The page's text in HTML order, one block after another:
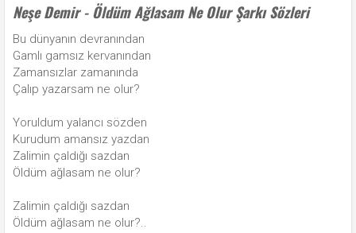
Neşe Demir - Öldüm Ağlasam Ne Olur Şarkı Sözleri
Bu dünyanın devranından
Gamlı gamsız kervanından
Zamansızlar zamanında
Çalıp yazarsam ne olur?
Yoruldum yalancı sözden
Kurudum amansız yazdan
Zalimin çaldığı sazdan
Öldüm ağlasam ne olur?
Zalimin çaldığı sazdan
Öldüm ağlasam ne olur?..